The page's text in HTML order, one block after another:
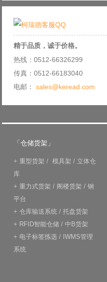
精于品质，诚于价格。
热线：0512-66326299
传真：0512-66183040
电邮： sales@keread.com
「仓储货架」
+ 重型货架 / 模具架 / 立体仓
库
+ 重力式货架 / 阁楼货架 / 钢
平台
+ 仓库输送系统 / 托盘货架
+ RFID智能仓储 / 中B货架
+ 电子标签拣选 / IWMS管理
系统